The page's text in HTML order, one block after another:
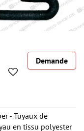
Demande
- Tuyaux de
en tissu polyester